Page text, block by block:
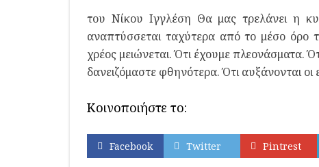
του Νίκου Ιγγλέση Θα μας τρελάνει η
αναπτύσσεται ταχύτερα από το μέσο
χρέος μειώνεται. Ότι έχουμε πλεονάσματα.
δανειζόμαστε φθηνότερα. Ότι αυξάνονται οι
Κοινοποιήστε το:
Facebook Twitter Pintrest